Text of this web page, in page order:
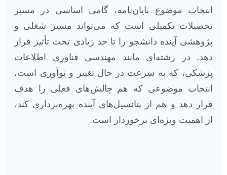
انتخاب موضوع پایان‌نامه، گامی اساسی در مسیر
تحصیلات تکمیلی است که می‌تواند مسیر شغلی و
پژوهشی آینده دانشجو را تا حد زیادی تحت تأثیر قرار
دهد. در رشته‌ای مانند مهندسی فناوری اطلاعات
پزشکی، که به سرعت در حال تغییر و نوآوری است،
انتخاب موضوعی که هم چالش‌های فعلی را هدف
قرار دهد و هم از پتانسیل‌های آینده بهره‌برداری کند،
از اهمیت ویژه‌ای برخوردار است.